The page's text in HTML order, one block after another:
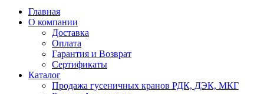
Главная
О компании
Доставка
Оплата
Гарантия и Возврат
Сертификаты
Каталог
Продажа гусеничных кранов РДК, ДЭК, МКГ